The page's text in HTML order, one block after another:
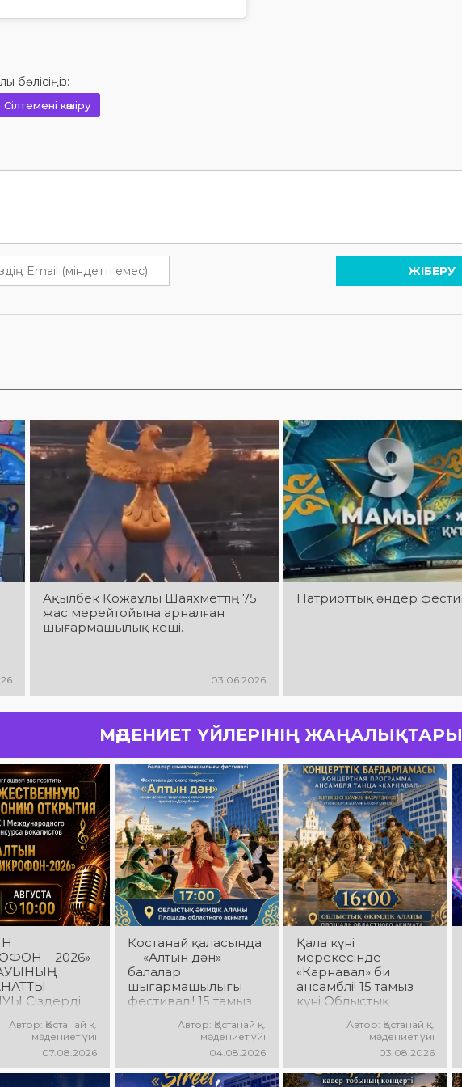
бөлісіңіз:
Сілтемені көшіру
ЖІБЕРУ
Ақылбек Қожаұлы Шаяхметтің 75
жас мерейтойына арналған
шығармашылық кеші.
03.06.2026
Патриоттық әндер
МӘДЕНИЕТ ҮЙЛЕРІНІҢ ЖАҢАЛЫҚТАРЫ
– 2026»
Сіздерді
микрофон –
Автор: Қостанай қ.
мәдениет үйі
07.08.2026
Қостанай қаласында
— «Алтын дән»
балалар
шығармашылығы
фестивалі! 15 тамыз
әкімдік алаңында
«Даму бала»
жобасының балалар
шығармашылық
Автор: Қостанай қ.
мәдениет үйі
04.08.2026
Қала күні
мерекесінде —
«Карнавал» би
ансамблі! 15 тамыз
күні Облыстық
«Карнавал» би
ансамблінің
бағдарламасы өтеді!
Автор: Қостанай қ.
мәдениет үйі
03.08.2026